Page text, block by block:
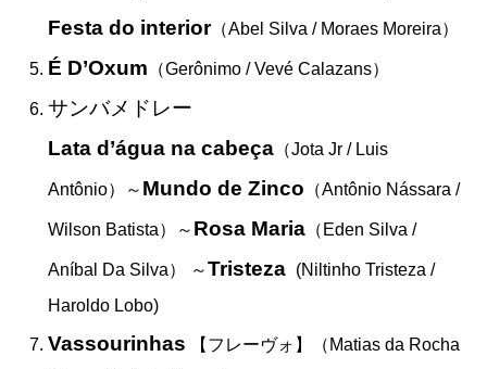
Festa do interior（Abel Silva / Moraes Moreira）
É D’Oxum （Gerônimo / Vevé Calazans）
サンバメドレー
Lata d’água na cabeça （Jota Jr / Luis
Antônio） ～ Mundo de Zinco （Antônio Nássara /
Wilson Batista）～ Rosa Maria （Eden Silva /
Aníbal Da Silva） ～Tristeza (Niltinho Tristeza /
Haroldo Lobo)
Vassourinhas 【 フレーヴォ】
（Matias da Rocha